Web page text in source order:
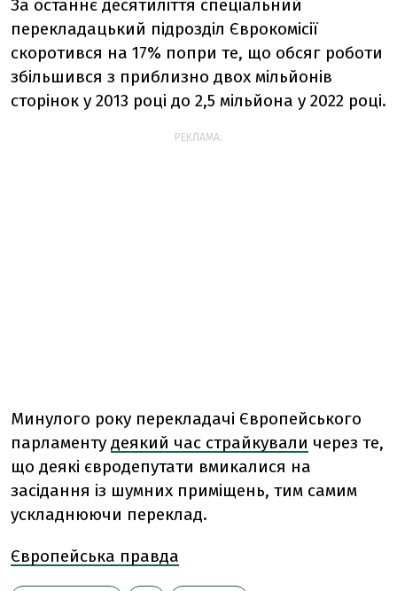
За останнє десятиліття спеціальний
перекладацький підрозділ Єврокомісії
скоротився на 17% попри те, що обсяг роботи
збільшився з приблизно двох мільйонів
сторінок у 2013 році до 2,5 мільйона у 2022 році.
РЕКЛАМА:
Минулого року перекладачі Європейського
парламенту деякий час страйкували через те,
що деякі євродепутати вмикалися на
засідання із шумних приміщень, тим самим
ускладнюючи переклад.
Європейська правда